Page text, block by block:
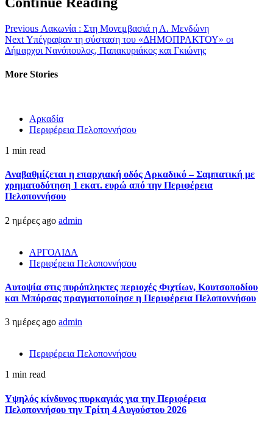
Previous Λακωνία : Στη Μονεμβασιά η Λ. Μενδώνη
Next Υπέγραψαν τη σύσταση του «ΔΗΜΟΠΡΑΚΤΟΥ» οι
Δήμαρχοι Νανόπουλος, Παπακυριάκος και Γκιώνης
More Stories
Αρκαδία
Περιφέρεια Πελοποννήσου
1 min read
Αναβαθμίζεται η επαρχιακή οδός Αρκαδικό – Σαμπατική με
χρηματοδότηση 1 εκατ. ευρώ από την Περιφέρεια
Πελοποννήσου
2 ημέρες ago admin
ΑΡΓΟΛΙΔΑ
Περιφέρεια Πελοποννήσου
Αυτοψία στις πυρόπληκτες περιοχές Φιχτίων, Κουτσοποδίου
και Μπόρσας πραγματοποίησε η Περιφέρεια Πελοποννήσου
3 ημέρες ago admin
Περιφέρεια Πελοποννήσου
1 min read
Υψηλός κίνδυνος πυρκαγιάς για την Περιφέρεια
Πελοποννήσου την Τρίτη 4 Αυγούστου 2026